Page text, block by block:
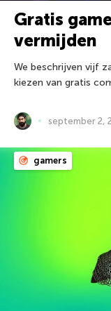
Gratis
vermijden
We beschrijven vijf
kiezen van gratis
september 2,
gamers